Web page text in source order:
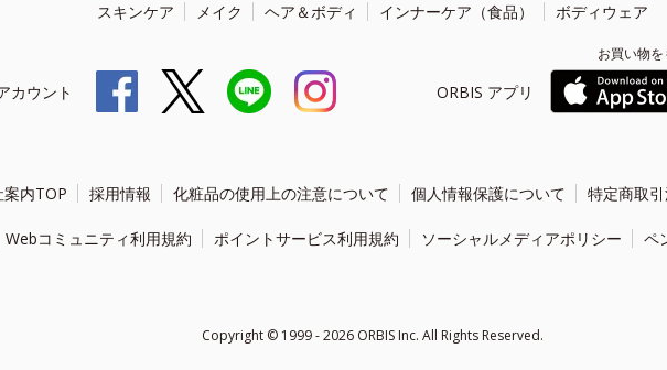
スキンケア メイク ヘア＆ボディ インナーケア（食品） ボディウェア
カウント ORBIS アプリ
お買い物を
案内TOP 採用情報 化粧品の使用上の注意について 個人情報保護について 特定商取
Webコミュニティ利用規約 ポイントサービス利用規約 ソーシャルメディアポリシー ペ
Copyright © 1999 - 2026 ORBIS Inc. All Rights Reserved.